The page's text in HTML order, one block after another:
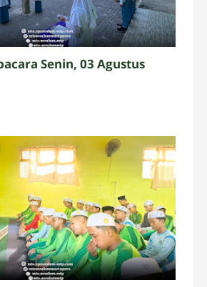
Senin, 03 Agustus